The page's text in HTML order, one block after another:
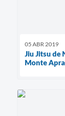
05 ABR 2019
Jiu Jitsu de
Monte